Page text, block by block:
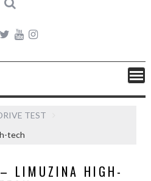
TEST
tech
LIMUZINA HIGH-